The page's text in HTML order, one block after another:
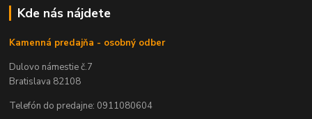
Kde nás nájdete
Kamenná predajňa - osobný odber
Dulovo námestie č.7
Bratislava 82108
Telefón do predajne: 0911080604